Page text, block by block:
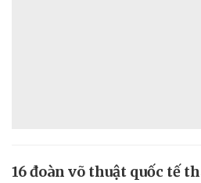
16 đoàn võ thuật quốc tế